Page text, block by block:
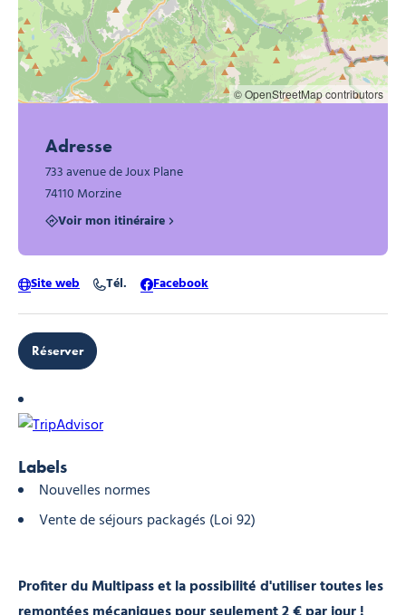
Profiter du Multipass et la possibilité d'utiliser toutes les
© OpenStreetMap contributors
Adresse
733 avenue de Joux Plane
74110 Morzine
Voir mon itinéraire
Site web Tél. Facebook
Réserver
Labels
Nouvelles normes
Vente de séjours packagés (Loi 92)